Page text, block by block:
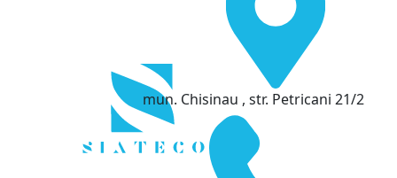
mun. Chisinau , str. Petricani 21/2